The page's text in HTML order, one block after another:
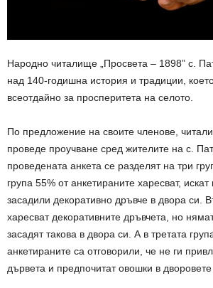
Народно читалище „Просвета – 1898” с.
над 140-годишна история и традиции,
всеотдайно за просперитета на селото.
По предложение на своите членове,
проведе проучване сред жителите на с.
проведената анкета се разделят на три
група 55% от анкетираните харесват,
засадили декоративно дръвче в двора си.
харесват декоративните дръвчета, но
засадят такова в двора си. А в третата
анкетираните са отговорили, че не ги
дървета и предпочитат овошки в дворовете